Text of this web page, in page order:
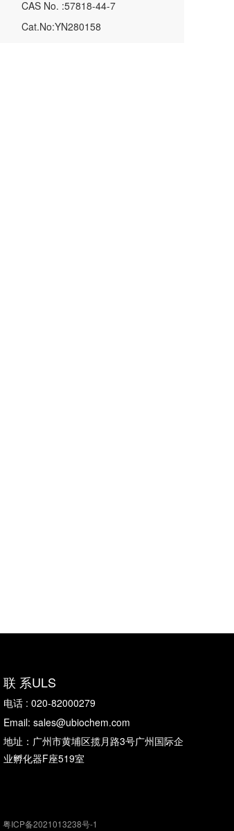
CAS No. :57818-44-7
Cat.No:YN280158
联 系ULS
电话 : 020-82000279
Email: sales@ubiochem.com
地址：广州市黄埔区揽月路3号广州国际企
业孵化器F座519室
粤ICP备2021013238号-1